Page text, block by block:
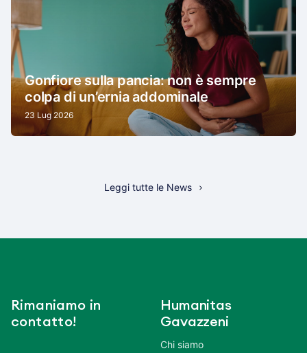
Gonfiore sulla pancia: non è sempre
colpa di un’ernia addominale
23 Lug 2026
Leggi tutte le News
Rimaniamo in
contatto!
Humanitas
Gavazzeni
Chi siamo